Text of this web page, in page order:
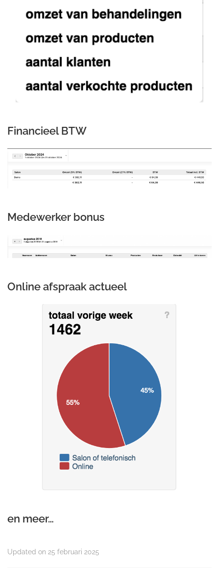
Financieel BTW
Medewerker bonus
Online afspraak actueel
en meer…
Updated on 25 februari 2025